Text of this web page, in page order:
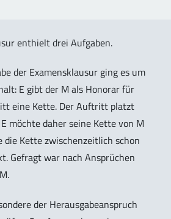
enthielt drei Aufgaben.
der Examensklausur ging es um
E gibt der M als Honorar für
eine Kette. Der Auftritt platzt
möchte daher seine Kette von M
die Kette zwischenzeitlich schon
Gefragt war nach Ansprüchen
der Herausgabeanspruch